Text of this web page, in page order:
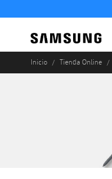
Inicio Tienda Online